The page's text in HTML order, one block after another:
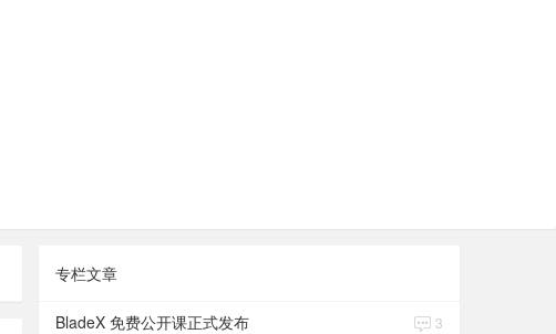
专栏文章
BladeX 免费公开课正式发布 3